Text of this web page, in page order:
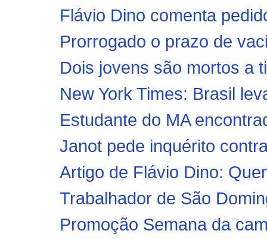
Flávio Dino comenta
Prorrogado o prazo de
Dois jovens são mortos a
New York Times: Brasil
Estudante do MA
Janot pede inquérito
Artigo de Flávio Dino:
Trabalhador de São
Promoção Semana da